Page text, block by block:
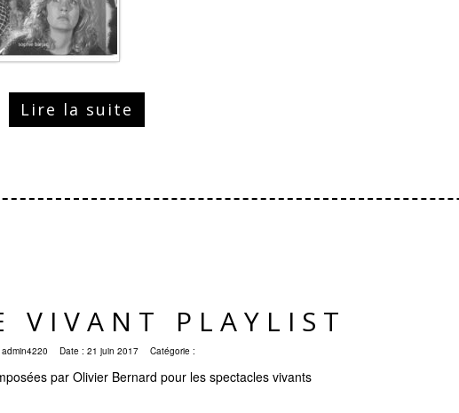
Lire la suite
VIVANT PLAYLIST
admin4220 Date : 21 juin 2017 Catégorie :
par Olivier Bernard pour les spectacles vivants